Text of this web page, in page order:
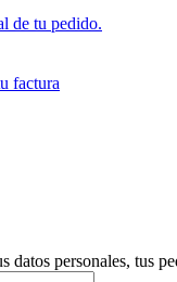
de tu pedido.
factura
datos personales, tus